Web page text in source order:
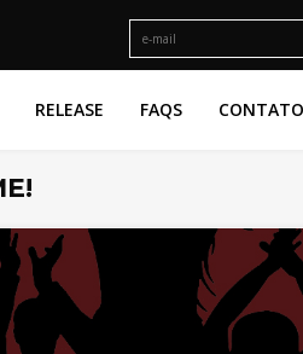
RELEASE FAQS CONTATO